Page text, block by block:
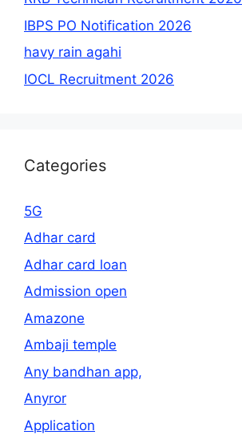
IBPS PO Notification 2026
havy rain agahi
IOCL Recruitment 2026
Categories
5G
Adhar card
Adhar card loan
Admission open
Amazone
Ambaji temple
Any bandhan app,
Anyror
Application